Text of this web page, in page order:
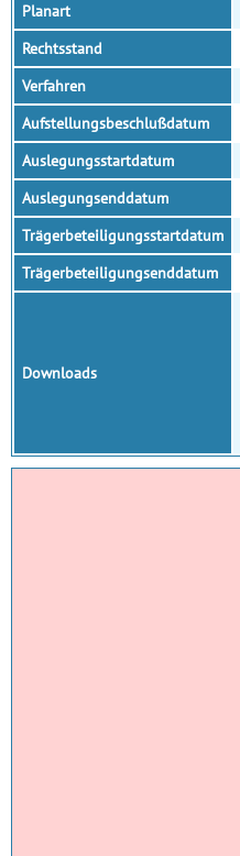
Planart
Rechtsstand
Verfahren
Aufstellungsbeschlußdatum
Auslegungsstartdatum
Auslegungsenddatum
Trägerbeteiligungsstartdatum
Trägerbeteiligungsenddatum
Downloads